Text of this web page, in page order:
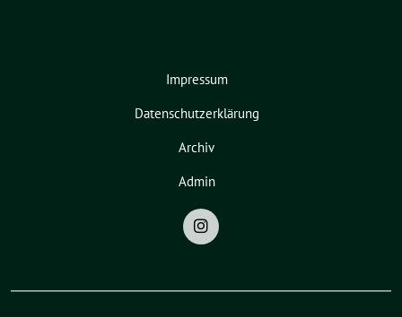
Impressum
Datenschutzerklärung
Archiv
Admin